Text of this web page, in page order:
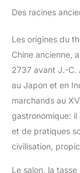
Des racines
Les origines du
Chine ancienne,
2737 avant J.-C.
au Japon et en
marchands au
gastronomique: il
et de pratiques
civilisation,
Le salon, la